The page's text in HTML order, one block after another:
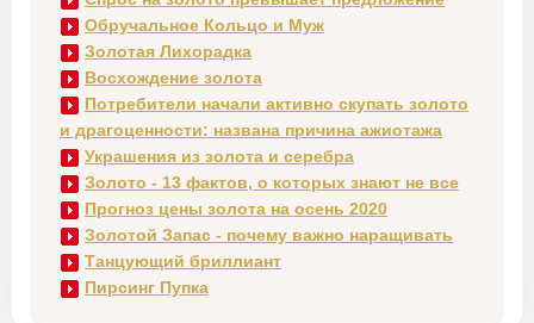
Обручальное Кольцо и Муж
Золотая Лихорадка
Восхождение золота
Потребители начали активно скупать золото
и драгоценности: названа причина ажиотажа
Украшения из золота и серебра
Золото - 13 фактов, о которых знают не все
Прогноз цены золота на осень 2020
Золотой Запас - почему важно наращивать
Танцующий бриллиант
Пирсинг Пупка